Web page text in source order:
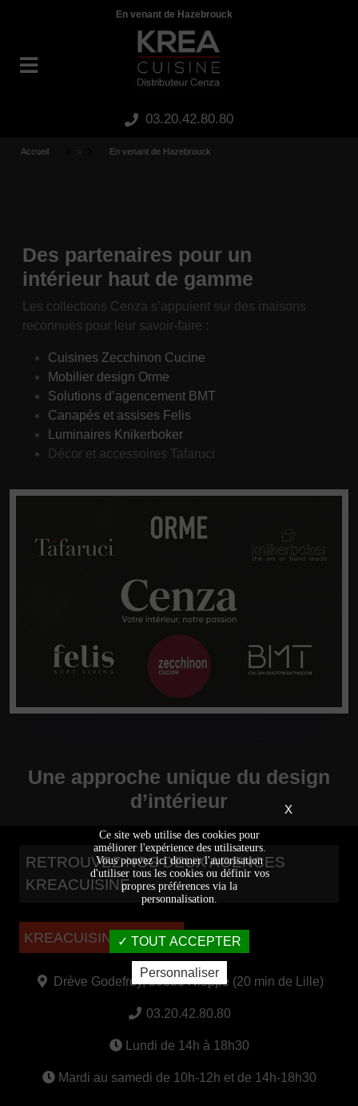
En venant de Hazebrouck
03.20.42.80.80
Accueil > En venant de Hazebrouck
Des partenaires pour un
intérieur haut de gamme
Les collections Cenza s’appuient sur des maisons
reconnues pour leur savoir-faire :
Cuisines Zecchinon Cucine
Mobilier design Orme
Solutions d’agencement BMT
Canapés et assises Felis
Luminaires Knikerboker
Décor et accessoires Tafaruci
Une approche unique du design
d’intérieur
RETROUVEZ NOS DEUX AGENCES
KREACUISINE
KREACUISINE NIEPPE
Drève Godefroy, 59850 Nieppe (20 min de Lille)
03.20.42.80.80
Lundi de 14h à 18h30
Mardi au samedi de 10h-12h et de 14h-18h30
Panneau de gestion des cookies
X
Ce site web utilise des cookies pour
améliorer l'expérience des utilisateurs.
Vous pouvez ici donner l'autorisation
d'utiliser tous les cookies ou définir vos
propres préférences via la
personnalisation.
TOUT ACCEPTER
Personnaliser